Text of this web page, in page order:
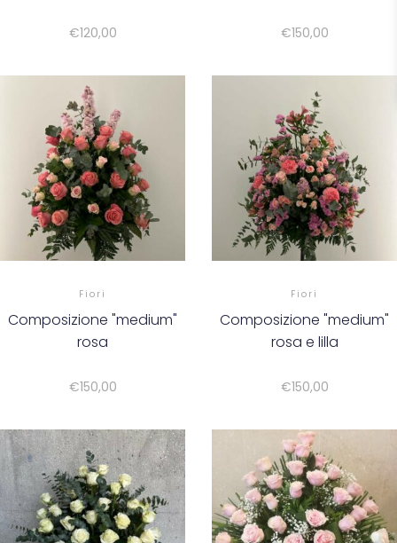
€120,00 €150,00
Fiori
Composizione "medium"
rosa
€150,00
Fiori
Composizione "medium"
rosa e lilla
€150,00